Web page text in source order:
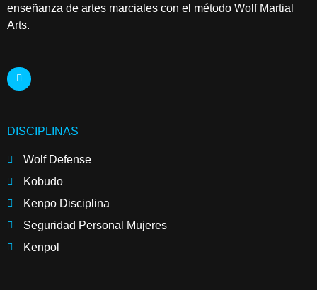
enseñanza de artes marciales con el método Wolf Martial
Arts.
DISCIPLINAS
Wolf Defense
Kobudo
Kenpo Disciplina
Seguridad Personal Mujeres
Kenpol